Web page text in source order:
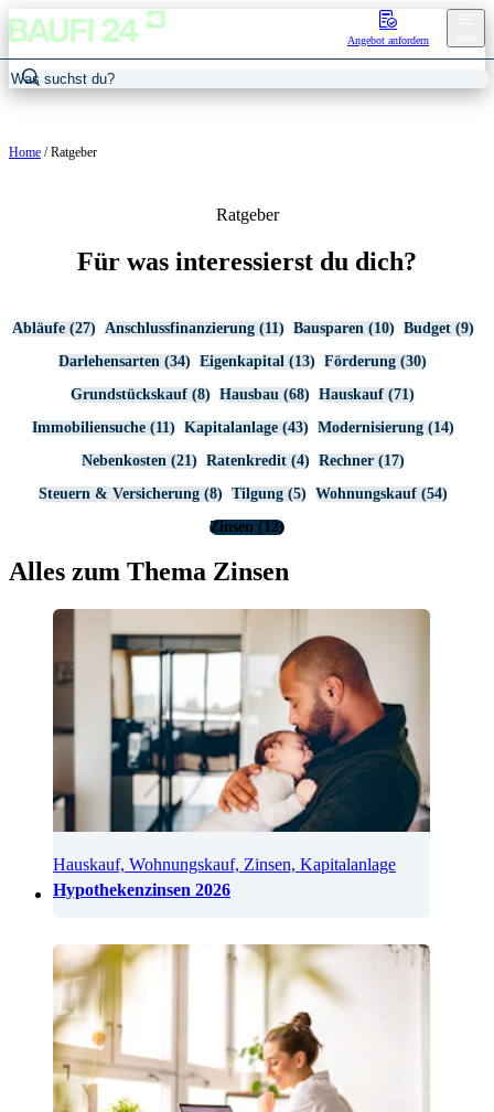
Angebot anfordern
Home /Ratgeber
Ratgeber
Für was interessierst du dich?
Abläufe (27) Anschlussfinanzierung (11) Bausparen (10) Budget (9)
Darlehensarten (34) Eigenkapital (13) Förderung (30)
Grundstückskauf (8) Hausbau (68) Hauskauf (71)
Immobiliensuche (11) Kapitalanlage (43) Modernisierung (14)
Nebenkosten (21) Ratenkredit (4) Rechner (17)
Steuern & Versicherung (8) Tilgung (5) Wohnungskauf (54)
Zinsen (12)
Alles zum Thema Zinsen
Hauskauf, Wohnungskauf, Zinsen, Kapitalanlage
Hypothekenzinsen 2026